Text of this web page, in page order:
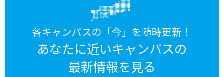
各キャンパスの「今」を随時更新！
あなたに近いキャンパスの
最新情報を見る